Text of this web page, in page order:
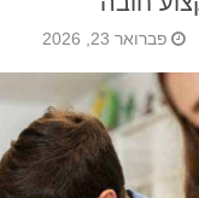
פברואר 23, 2026